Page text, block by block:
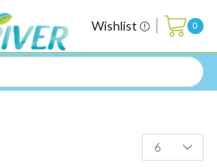
Wishlist 0